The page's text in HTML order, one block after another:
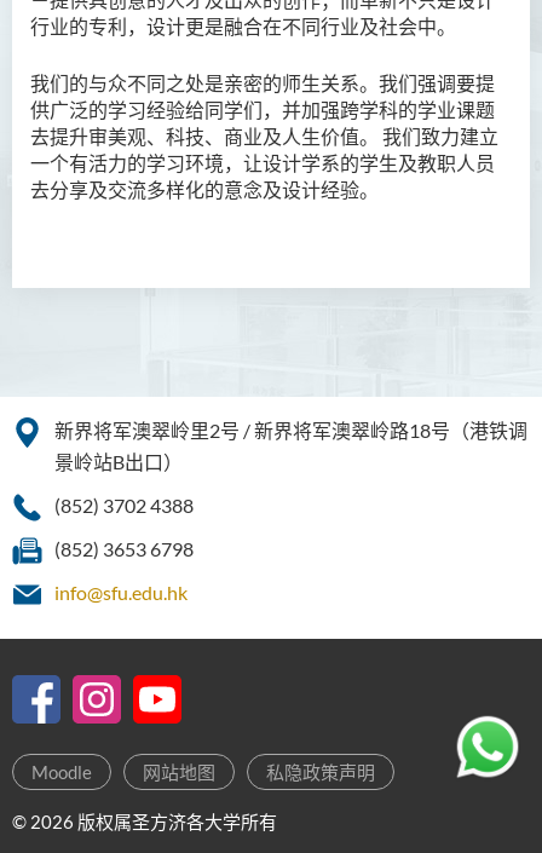
行业的专利，设计更是融合在不同行业及社会中。
我们的与众不同之处是亲密的师生关系。我们强调要提
供广泛的学习经验给同学们，并加强跨学科的学业课题
去提升审美观、科技、商业及人生价值。 我们致力建立
一个有活力的学习环境，让设计学系的学生及教职人员
去分享及交流多样化的意念及设计经验。
教职员
新界将军澳翠岭里2号 / 新界将军澳翠岭路18号（港铁调
景岭站B出口）
(852) 3702 4388
(852) 3653 6798
info@sfu.edu.hk
Moodle 网站地图 私隐政策声明
© 2026 版权属圣方济各大学所有